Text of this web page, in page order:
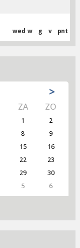
wed w g v pnt
>
ZA ZO
1
2
8
9
15
16
22
23
29
30
5 6